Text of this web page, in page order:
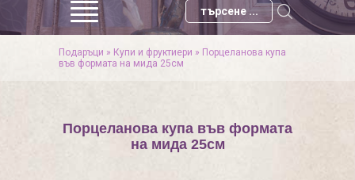
Подаръци » Купи и фруктиери » Порцеланова купа
във формата на мида 25см
Порцеланова купа във формата
на мида 25см